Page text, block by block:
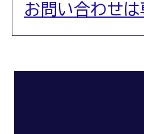
お問い合わせ